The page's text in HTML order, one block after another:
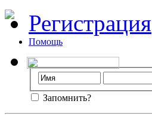
Регистрация
Помощь
Запомнить?